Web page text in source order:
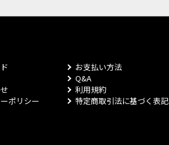
お支払い方法
Q&A
利用規約
ポリシー
特定商取引法に基づく表記